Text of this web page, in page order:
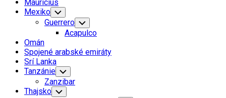
Mauricius
Mexiko Toggle
Child
Menu
Guerrero Toggle
Child
Menu
Acapulco
Omán
Spojené arabské emiráty
Srí Lanka
Tanzánie Toggle
Child
Menu
Zanzibar
Thajsko Toggle